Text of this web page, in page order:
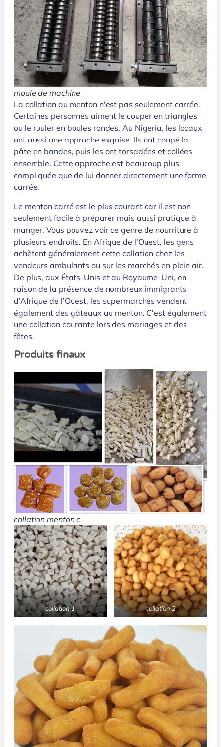
moule de machine
La collation au menton n'est pas seulement carrée.
Certaines personnes aiment le couper en triangles
ou le rouler en boules rondes. Au Nigeria, les locaux
ont aussi une approche exquise. Ils ont coupé la
pâte en bandes, puis les ont torsadées et collées
ensemble. Cette approche est beaucoup plus
compliquée que de lui donner directement une forme
carrée.
Le menton carré est le plus courant car il est non
seulement facile à préparer mais aussi pratique à
manger. Vous pouvez voir ce genre de nourriture à
plusieurs endroits. En Afrique de l’Ouest, les gens
achètent généralement cette collation chez les
vendeurs ambulants ou sur les marchés en plein air.
De plus, aux États-Unis et au Royaume-Uni, en
raison de la présence de nombreux immigrants
d’Afrique de l’Ouest, les supermarchés vendent
également des gâteaux au menton. C'est également
une collation courante lors des mariages et des
fêtes.
Produits finaux
collation menton c
collation 1 collation 2